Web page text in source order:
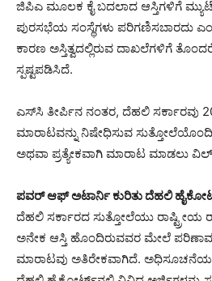
ಜಿಪಿಎ ಮೂಲಕ ಕೈ ಬದಲಾದ ಆಸ್ತಿಗಳಿಗೆ
ಪುರಸಭೆಯ ಸಂಸ್ಥೆಗಳು ಪರಿಗಣಿಸಬಾರದು
ಕಾರಣ ಅಸ್ತಿತ್ವದಲ್ಲಿರುವ ದಾಖಲೆಗಳಿಗೆ
ಸ್ಪಷ್ಟಪಡಿಸಿದೆ.
ಎಸ್‌ಸಿ ತೀರ್ಪಿನ ನಂತರ, ದೆಹಲಿ ಸರ್ಕಾರವು
ಮಾರಾಟವನ್ನು ನಿಷೇಧಿಸುವ
ಅಥವಾ ಪ್ರತ್ಯೇಕವಾಗಿ ಮಾರಾಟ ಮಾಡಲು ವಿಲ್
ಪವರ್ ಆಫ್ ಅಟಾರ್ನಿ ಕುರಿತು ದೆಹಲಿ
ದೆಹಲಿ ಸರ್ಕಾರದ ಸುತ್ತೋಲೆಯು ರಾಷ್ಟ್ರೀಯ
ಅನೇಕ ಆಸ್ತಿ ಹೊಂದಿರುವವರ ಮೇಲೆ
ಮಾರಾಟವು ಅತಿರೇಕವಾಗಿದೆ.